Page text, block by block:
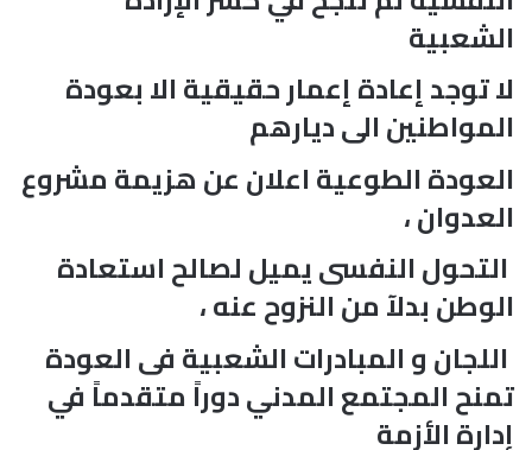
الشعبية
لا توجد إعادة إعمار حقيقية الا بعودة
المواطنين الى ديارهم
العودة الطوعية اعلان عن هزيمة مشروع
العدوان ،
التحول النفسى يميل لصالح استعادة
الوطن بدلآ من النزوح عنه ،
اللجان و المبادرات الشعبية فى العودة
تمنح المجتمع المدني دوراً متقدماً في
إدارة الأزمة